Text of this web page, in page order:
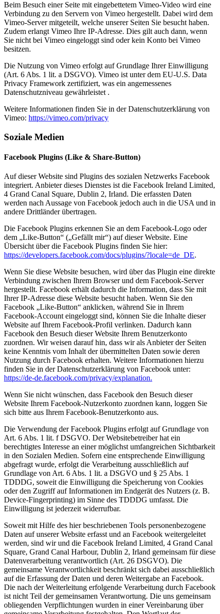
Beim Besuch einer Seite mit eingebettetem Vimeo-Video wird eine
Verbindung zu den Servern von Vimeo hergestellt. Dabei wird dem
Vimeo-Server mitgeteilt, welche unserer Seiten Sie besucht haben.
Zudem erlangt Vimeo Ihre IP-Adresse. Dies gilt auch dann, wenn
Sie nicht bei Vimeo eingeloggt sind oder kein Konto bei Vimeo
besitzen.
Die Nutzung von Vimeo erfolgt auf Grundlage Ihrer Einwilligung
(Art. 6 Abs. 1 lit. a DSGVO). Vimeo ist unter dem EU-U.S. Data
Privacy Framework zertifiziert, was ein angemessenes
Datenschutzniveau gewährleistet .
Weitere Informationen finden Sie in der Datenschutzerklärung von
Vimeo: https://vimeo.com/privacy
Soziale Medien
Facebook Plugins (Like & Share-Button)
Auf dieser Website sind Plugins des sozialen Netzwerks Facebook
integriert. Anbieter dieses Dienstes ist die Facebook Ireland Limited,
4 Grand Canal Square, Dublin 2, Irland. Die erfassten Daten
werden nach Aussage von Facebook jedoch auch in die USA und in
andere Drittländer übertragen.
Die Facebook Plugins erkennen Sie an dem Facebook-Logo oder
dem „Like-Button“ („Gefällt mir“) auf dieser Website. Eine
Übersicht über die Facebook Plugins finden Sie hier:
https://developers.facebook.com/docs/plugins/?locale=de_DE.
Wenn Sie diese Website besuchen, wird über das Plugin eine direkte
Verbindung zwischen Ihrem Browser und dem Facebook-Server
hergestellt. Facebook erhält dadurch die Information, dass Sie mit
Ihrer IP-Adresse diese Website besucht haben. Wenn Sie den
Facebook „Like-Button“ anklicken, während Sie in Ihrem
Facebook-Account eingeloggt sind, können Sie die Inhalte dieser
Website auf Ihrem Facebook-Profil verlinken. Dadurch kann
Facebook den Besuch dieser Website Ihrem Benutzerkonto
zuordnen. Wir weisen darauf hin, dass wir als Anbieter der Seiten
keine Kenntnis vom Inhalt der übermittelten Daten sowie deren
Nutzung durch Facebook erhalten. Weitere Informationen hierzu
finden Sie in der Datenschutzerklärung von Facebook unter:
https://de-de.facebook.com/privacy/explanation.
Wenn Sie nicht wünschen, dass Facebook den Besuch dieser
Website Ihrem Facebook-Nutzerkonto zuordnen kann, loggen Sie
sich bitte aus Ihrem Facebook-Benutzerkonto aus.
Die Verwendung der Facebook Plugins erfolgt auf Grundlage von
Art. 6 Abs. 1 lit. f DSGVO. Der Websitebetreiber hat ein
berechtigtes Interesse an einer möglichst umfangreichen Sichtbarkeit
in den Sozialen Medien. Sofern eine entsprechende Einwilligung
abgefragt wurde, erfolgt die Verarbeitung ausschließlich auf
Grundlage von Art. 6 Abs. 1 lit. a DSGVO und § 25 Abs. 1
TDDDG, soweit die Einwilligung die Speicherung von Cookies
oder den Zugriff auf Informationen im Endgerät des Nutzers (z. B.
Device-Fingerprinting) im Sinne des TDDDG umfasst. Die
Einwilligung ist jederzeit widerrufbar.
Soweit mit Hilfe des hier beschriebenen Tools personenbezogene
Daten auf unserer Website erfasst und an Facebook weitergeleitet
werden, sind wir und die Facebook Ireland Limited, 4 Grand Canal
Square, Grand Canal Harbour, Dublin 2, Irland gemeinsam für diese
Datenverarbeitung verantwortlich (Art. 26 DSGVO). Die
gemeinsame Verantwortlichkeit beschränkt sich dabei ausschließlich
auf die Erfassung der Daten und deren Weitergabe an Facebook.
Die nach der Weiterleitung erfolgende Verarbeitung durch Facebook
ist nicht Teil der gemeinsamen Verantwortung. Die uns gemeinsam
obliegenden Verpflichtungen wurden in einer Vereinbarung über